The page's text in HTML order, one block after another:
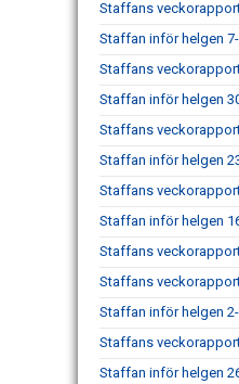
Staffans
Staffan inför helgen
Staffans
Staffan inför helgen
Staffans
Staffan inför helgen
Staffans
Staffan inför helgen
Staffans
Staffans
Staffan inför helgen
Staffans
Staffan inför helgen